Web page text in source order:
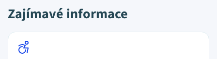
Zajímavé informace